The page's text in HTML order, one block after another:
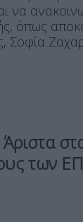
να
όπως
Σοφία
των